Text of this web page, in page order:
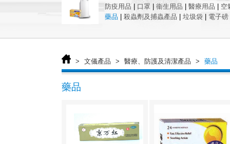
防疫用品 口罩 衞生用品 醫療用品
空
藥品
殺蟲劑及捕蟲產品 垃圾袋 電子磅
> 文儀產品 > 醫療、防護及清潔產品 > 藥品
藥品